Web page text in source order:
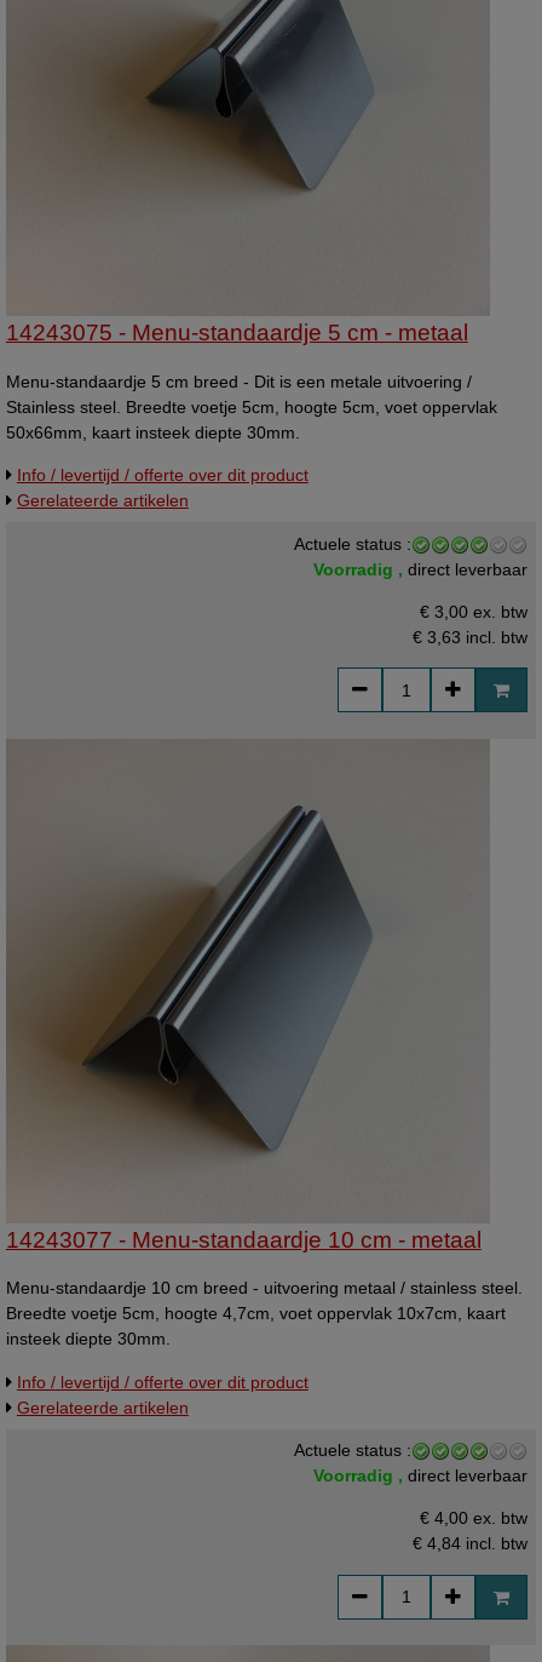
14243075 - Menu-standaardje 5 cm - metaal
Menu-standaardje 5 cm breed - Dit is een metale uitvoering /
Stainless steel. Breedte voetje 5cm, hoogte 5cm, voet oppervlak
50x66mm, kaart insteek diepte 30mm.
Info / levertijd / offerte over dit product
Gerelateerde artikelen
Actuele status :
Voorradig ,direct leverbaar
€ 3,00 ex. btw
€ 3,63 incl. btw
14243077 - Menu-standaardje 10 cm - metaal
Menu-standaardje 10 cm breed - uitvoering metaal / stainless steel.
Breedte voetje 5cm, hoogte 4,7cm, voet oppervlak 10x7cm, kaart
insteek diepte 30mm.
Info / levertijd / offerte over dit product
Gerelateerde artikelen
Actuele status :
Voorradig ,direct leverbaar
€ 4,00 ex. btw
€ 4,84 incl. btw